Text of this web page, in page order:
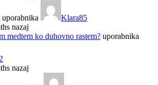
uporabnika
Klara85
nazaj
medtem ko duhovno rastem? uporabnika
nazaj